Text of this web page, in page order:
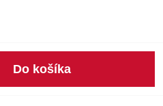
Do košíka